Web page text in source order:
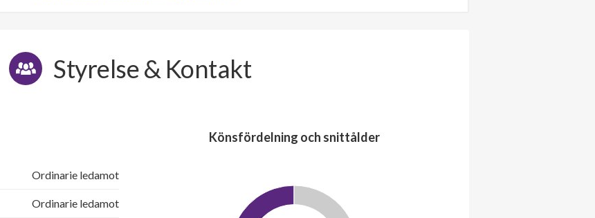
Styrelse & Kontakt
Ordinarie ledamot
Ordinarie ledamot
Könsfördelning och snittålder